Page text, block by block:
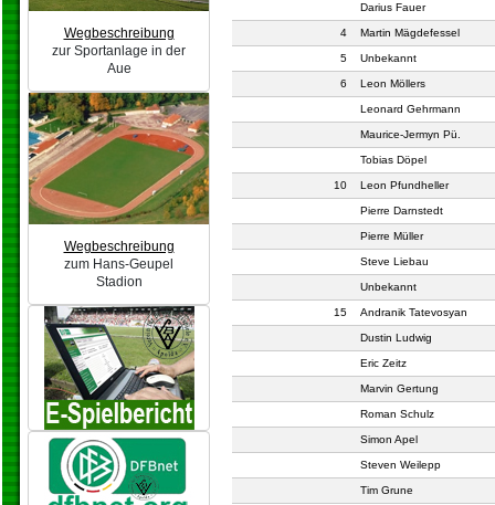
Wegbeschreibung
zur Sportanlage in der
Aue
Wegbeschreibung
zum Hans-Geupel
Stadion
Darius Fauer
4 Martin Mägdefessel
5 Unbekannt
6 Leon Möllers
Leonard Gehrmann
Maurice-Jermyn Pü.
Tobias Döpel
10 Leon Pfundheller
Pierre Darnstedt
Pierre Müller
Steve Liebau
Unbekannt
15 Andranik Tatevosyan
Dustin Ludwig
Eric Zeitz
Marvin Gertung
Roman Schulz
Simon Apel
Steven Weilepp
Tim Grune